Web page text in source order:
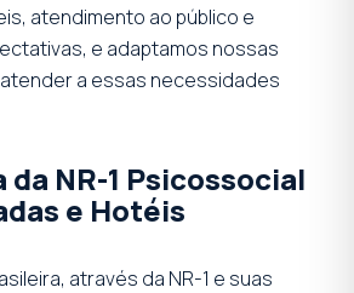
atendimento ao público e
e adaptamos nossas
a essas necessidades
da NR-1 Psicossocial
e Hotéis
através da NR-1 e suas